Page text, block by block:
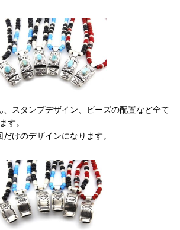
、スタンプデザイン、ビーズの配置など全て
す。
けのデザインになります。